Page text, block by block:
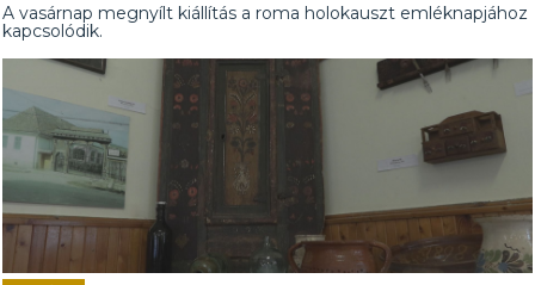
A vasárnap megnyílt kiállítás a roma holokauszt emléknapjához
kapcsolódik.